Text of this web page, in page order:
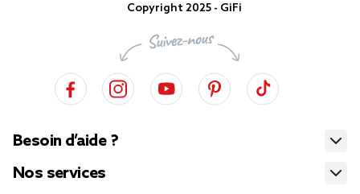
Copyright 2025 - GiFi
Besoin d’aide ?
Nos services